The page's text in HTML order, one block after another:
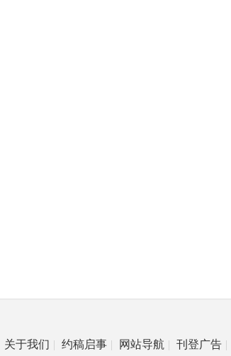
关于我们 | 约稿启事 | 网站导航 | 刊登广告 |